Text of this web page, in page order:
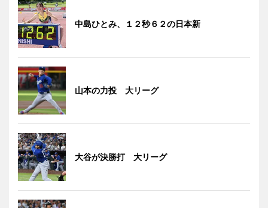
中島ひとみ、１２秒６２の日本新
山本の力投 大リーグ
大谷が決勝打 大リーグ